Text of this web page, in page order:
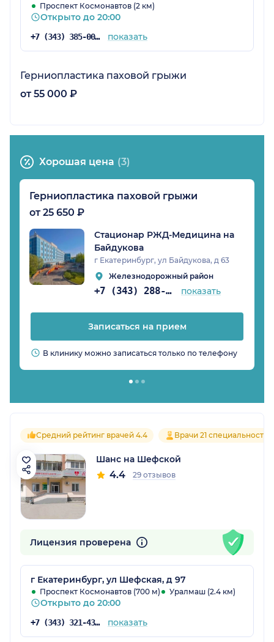
Проспект Космонавтов (2 км)
Открыто до 20:00
+7 (343) 385-00-01 показать
Герниопластика паховой грыжи
от 55 000 ₽
Хорошая цена (3)
Герниопластика паховой грыжи
от 25 650 ₽
Стационар РЖД-Медицина на
Байдукова
г Екатеринбург, ул Байдукова, д 63
Железнодорожный район
+7 (343) 288-08-21 показать
Записаться на прием
В клинику можно записаться только по телефону
Средний рейтинг врачей 4.4 Врачи 21 специальностей
Шанс на Шефской
4.4 29 отзывов
Лицензия проверена
г Екатеринбург, ул Шефская, д 97
Проспект Космонавтов (700 м) Уралмаш (2.4 км)
Открыто до 20:00
+7 (343) 321-43-11 показать